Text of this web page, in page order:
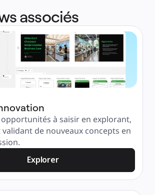
associés
à saisir en explorant,
de nouveaux concepts en
Explorer